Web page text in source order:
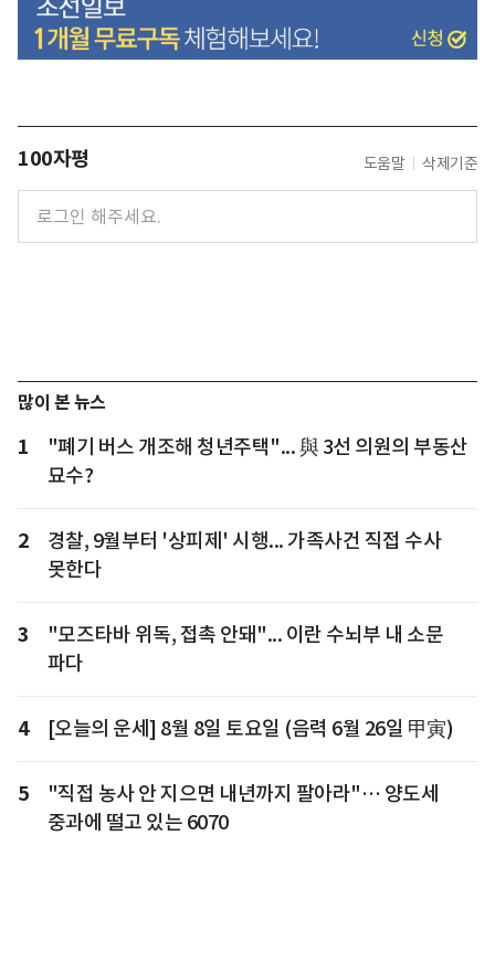
100자평 도움말 삭제기준
많이 본 뉴스
1
"폐기 버스 개조해 청년주택"... 與 3선 의원의 부동산
묘수?
2
경찰, 9월부터 '상피제' 시행... 가족사건 직접 수사
못한다
3
"모즈타바 위독, 접촉 안돼"... 이란 수뇌부 내 소문
파다
4 [오늘의 운세] 8월 8일 토요일 (음력 6월 26일 甲寅)
5
"직접 농사 안 지으면 내년까지 팔아라"… 양도세
중과에 떨고 있는 6070